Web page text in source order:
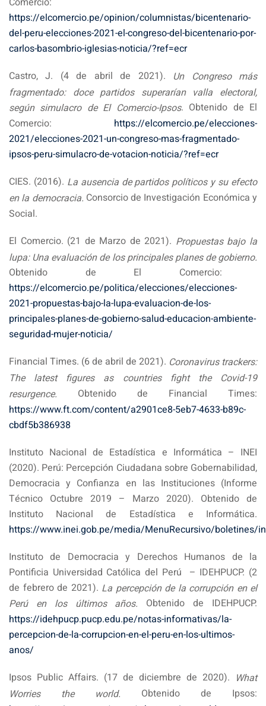
https://elcomercio.pe/opinion/columnistas/bicentenario-
del-peru-elecciones-2021-el-congreso-del-bicentenario-por-
carlos-basombrio-iglesias-noticia/?ref=ecr
Castro, J. (4 de abril de 2021). Un Congreso más
fragmentado: doce partidos superarían valla electoral,
según simulacro de El Comercio-Ipsos. Obtenido de El
Comercio: https://elcomercio.pe/elecciones-
2021/elecciones-2021-un-congreso-mas-fragmentado-
ipsos-peru-simulacro-de-votacion-noticia/?ref=ecr
CIES. (2016). La ausencia de partidos políticos y su efecto
en la democracia. Consorcio de Investigación Económica y
Social.
El Comercio. (21 de Marzo de 2021). Propuestas bajo la
lupa: Una evaluación de los principales planes de gobierno.
Obtenido de El Comercio:
https://elcomercio.pe/politica/elecciones/elecciones-
2021-propuestas-bajo-la-lupa-evaluacion-de-los-
principales-planes-de-gobierno-salud-educacion-ambiente-
seguridad-mujer-noticia/
Financial Times. (6 de abril de 2021). Coronavirus trackers:
The latest figures as countries fight the Covid-19
resurgence. Obtenido de Financial Times:
https://www.ft.com/content/a2901ce8-5eb7-4633-b89c-
cbdf5b386938
Instituto Nacional de Estadística e Informática – INEI
(2020). Perú: Percepción Ciudadana sobre Gobernabilidad,
Democracia y Confianza en las Instituciones (Informe
Técnico Octubre 2019 – Marzo 2020). Obtenido de
Instituto Nacional de Estadística e Informática.
https://www.inei.gob.pe/media/MenuRecursivo/boletines/
Instituto de Democracia y Derechos Humanos de la
Pontificia Universidad Católica del Perú – IDEHPUCP. (2
de febrero de 2021). La percepción de la corrupción en el
Perú en los últimos años. Obtenido de IDEHPUCP.
https://idehpucp.pucp.edu.pe/notas-informativas/la-
percepcion-de-la-corrupcion-en-el-peru-en-los-ultimos-
anos/
Ipsos Public Affairs. (17 de diciembre de 2020). What
Worries the world. Obtenido de Ipsos: